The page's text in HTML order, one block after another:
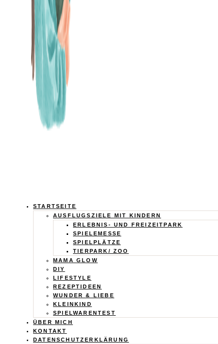
Calistas
Traum
STARTSEITE
AUSFLUGSZIELE MIT KINDERN
ERLEBNIS- UND FREIZEITPARK
SPIELEMESSE
SPIELPLÄTZE
TIERPARK/ ZOO
MAMA GLOW
DIY
LIFESTYLE
REZEPTIDEEN
WUNDER & LIEBE
KLEINKIND
SPIELWARENTEST
ÜBER MICH
KONTAKT
DATENSCHUTZERKLÄRUNG